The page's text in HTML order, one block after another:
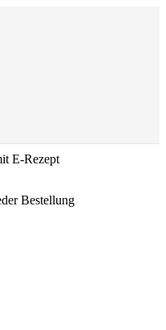
E-Rezept
Bestellung